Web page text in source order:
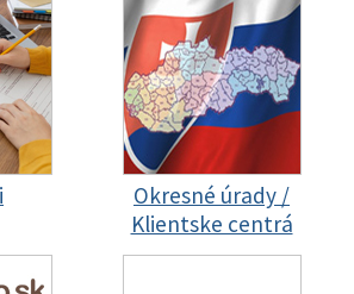
Okresné úrady /
Klientske centrá